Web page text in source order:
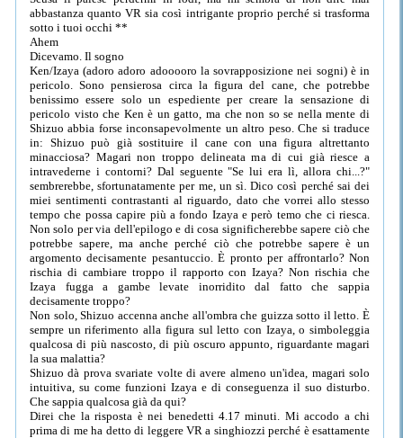
abbastanza quanto VR sia così intrigante proprio perché si trasforma
sotto i tuoi occhi **
Ahem
Dicevamo. Il sogno
Ken/Izaya (adoro adoro adooooro la sovrapposizione nei sogni) è in
pericolo. Sono pensierosa circa la figura del cane, che potrebbe
benissimo essere solo un espediente per creare la sensazione di
pericolo visto che Ken è un gatto, ma che non so se nella mente di
Shizuo abbia forse inconsapevolmente un altro peso. Che si traduce
in: Shizuo può già sostituire il cane con una figura altrettanto
minacciosa? Magari non troppo delineata ma di cui già riesce a
intravederne i contorni? Dal seguente "Se lui era lì, allora chi...?"
sembrerebbe, sfortunatamente per me, un sì. Dico così perché sai dei
miei sentimenti contrastanti al riguardo, dato che vorrei allo stesso
tempo che possa capire più a fondo Izaya e però temo che ci riesca.
Non solo per via dell'epilogo e di cosa significherebbe sapere ciò che
potrebbe sapere, ma anche perché ciò che potrebbe sapere è un
argomento decisamente pesantuccio. È pronto per affrontarlo? Non
rischia di cambiare troppo il rapporto con Izaya? Non rischia che
Izaya fugga a gambe levate inorridito dal fatto che sappia
decisamente troppo?
Non solo, Shizuo accenna anche all'ombra che guizza sotto il letto. È
sempre un riferimento alla figura sul letto con Izaya, o simboleggia
qualcosa di più nascosto, di più oscuro appunto, riguardante magari
la sua malattia?
Shizuo dà prova svariate volte di avere almeno un'idea, magari solo
intuitiva, su come funzioni Izaya e di conseguenza il suo disturbo.
Che sappia qualcosa già da qui?
Direi che la risposta è nei benedetti 4.17 minuti. Mi accodo a chi
prima di me ha detto di leggere VR a singhiozzi perché è esattamente